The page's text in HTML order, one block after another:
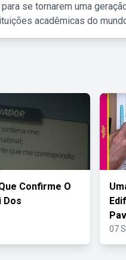
se tornarem uma
acadêmicas do
Confirme O
Dos
07